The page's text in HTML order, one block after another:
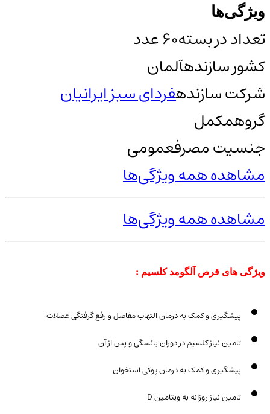
ویژگی‌ها
تعداد در بسته60 عدد
کشور سازندهآلمان
شرکت سازندهفردای سبز ایرانیان
گروهمکمل
جنسیت مصرفعمومی
مشاهده همه ویژگی‌ها
مشاهده همه ویژگی‌ها
ویژگی های قرص آلگومد کلسیم :
پیشگیری و کمک به درمان التهاب مفاصل و رفع گرفتگی عضلات
تامین نیاز کلسیم در دوران یائسگی و پس از آن
پیشگیری و کمک به درمان پوکی استخوان
تامین نیاز روزانه به ویتامین D